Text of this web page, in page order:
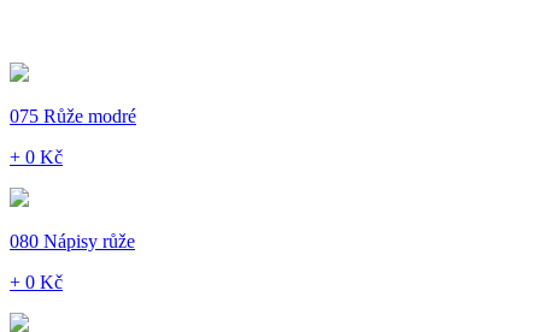
075 Růže modré
+ 0 Kč
080 Nápisy růže
+ 0 Kč